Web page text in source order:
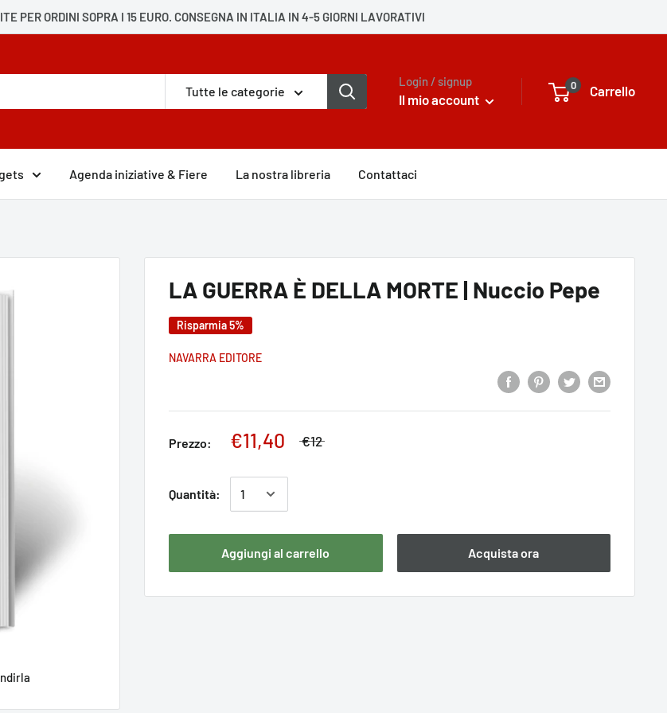
PER ORDINI SOPRA I 15 EURO. CONSEGNA IN ITALIA IN 4-5 GIORNI LAVORATIVI
Tutte le categorie
Login / signup
Il mio account
0 Carrello
Agenda iniziative & Fiere La nostra libreria Contattaci
LA GUERRA È DELLA MORTE | Nuccio Pepe
Risparmia 5%
NAVARRA EDITORE
Prezzo: €11,40 €12
Quantità:
Aggiungi al carrello Acquista ora